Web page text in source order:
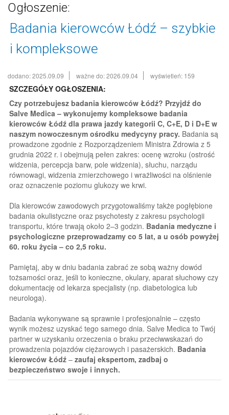
Ogłoszenie:
Badania kierowców Łódź – szybkie
i kompleksowe
dodano: 2025.09.09 ważne do: 2026.09.04 wyświetleń: 159
SZCZEGÓŁY OGŁOSZENIA:
Czy potrzebujesz badania kierowców Łódź? Przyjdź do
Salve Medica – wykonujemy kompleksowe badania
kierowców Łódź dla prawa jazdy kategorii C, C+E, D i D+E w
naszym nowoczesnym ośrodku medycyny pracy. Badania są
prowadzone zgodnie z Rozporządzeniem Ministra Zdrowia z 5
grudnia 2022 r. i obejmują pełen zakres: ocenę wzroku (ostrość
widzenia, percepcja barw, pole widzenia), słuchu, narządu
równowagi, widzenia zmierzchowego i wrażliwości na olśnienie
oraz oznaczenie poziomu glukozy we krwi.
Dla kierowców zawodowych przygotowaliśmy także pogłębione
badania okulistyczne oraz psychotesty z zakresu psychologii
transportu, które trwają około 2–3 godzin. Badania medyczne i
psychologiczne przeprowadzamy co 5 lat, a u osób powyżej
60. roku życia – co 2,5 roku.
Pamiętaj, aby w dniu badania zabrać ze sobą ważny dowód
tożsamości oraz, jeśli to konieczne, okulary, aparat słuchowy czy
dokumentację od lekarza specjalisty (np. diabetologica lub
neurologa).
Badania wykonywane są sprawnie i profesjonalnie – często
wynik możesz uzyskać tego samego dnia. Salve Medica to Twój
partner w uzyskaniu orzeczenia o braku przeciwwskazań do
prowadzenia pojazdów ciężarowych i pasażerskich. Badania
kierowców Łódź – zaufaj ekspertom, zadbaj o
bezpieczeństwo swoje i innych.